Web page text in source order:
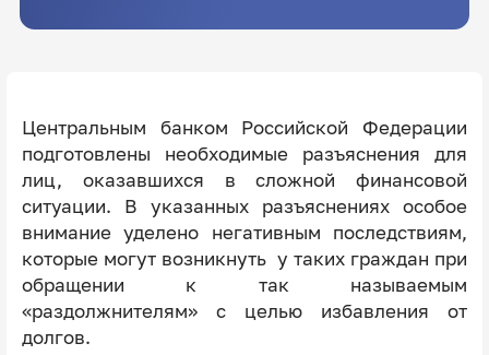
Центральным банком Российской Федерации
подготовлены необходимые разъяснения для
лиц, оказавшихся в сложной финансовой
ситуации. В указанных разъяснениях особое
внимание уделено негативным последствиям,
которые могут возникнуть у таких граждан при
обращении к так называемым
«раздолжнителям» с целью избавления от
долгов.